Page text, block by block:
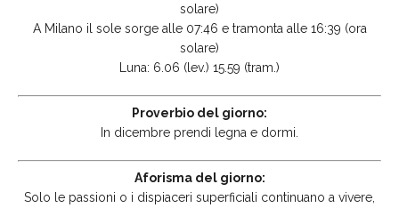
solare)
A Milano il sole sorge alle 07:46 e tramonta alle 16:39 (ora
solare)
Luna: 6.06 (lev.) 15.59 (tram.)
Proverbio del giorno:
In dicembre prendi legna e dormi.
Aforisma del giorno:
Solo le passioni o i dispiaceri superficiali continuano a vivere,